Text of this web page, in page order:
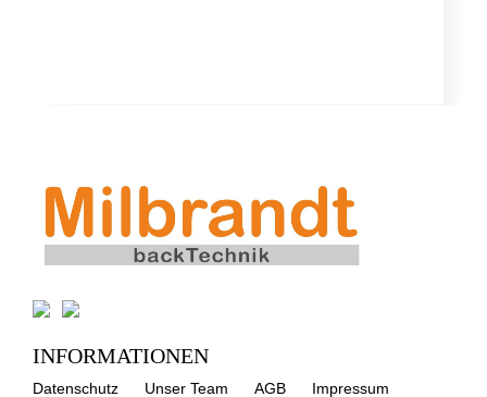
INFORMATIONEN
Datenschutz Unser Team AGB Impressum